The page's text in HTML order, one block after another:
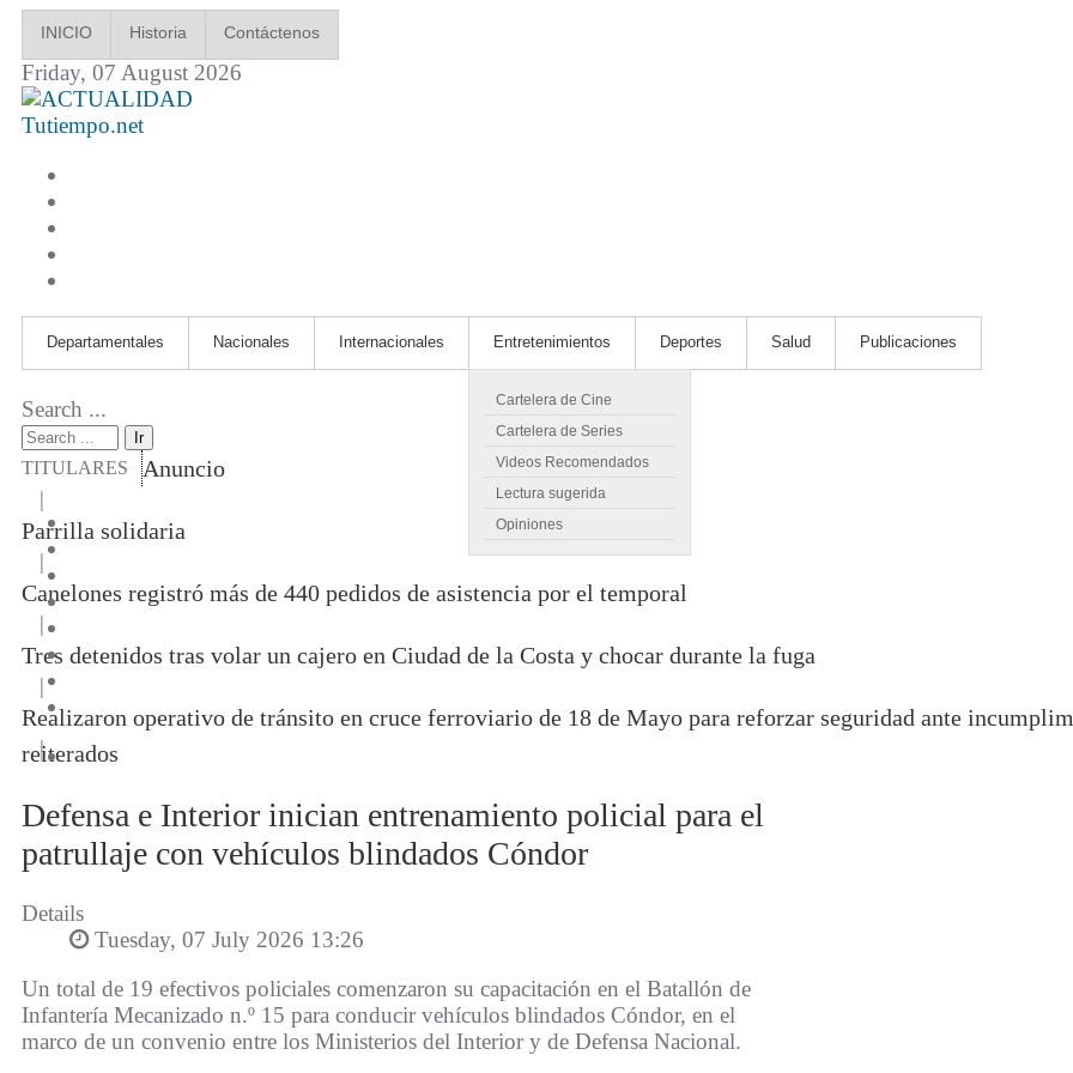
INICIO Historia Contáctenos
Friday, 07 August 2026
Tutiempo.net
Departamentales Nacionales Internacionales Entretenimientos
Cartelera de Cine
Cartelera de Series
Videos Recomendados
Lectura sugerida
Opiniones
Deportes Salud Publicaciones
Search ...
Ir
TITULARES Anuncio
|
Parrilla solidaria
|
Canelones registró más de 440 pedidos de asistencia por el temporal
|
Tres detenidos tras volar un cajero en Ciudad de la Costa y chocar durante la fuga
|
Realizaron operativo de tránsito en cruce ferroviario de 18 de Mayo para reforzar seguridad ante
reiterados
|
Defensa e Interior inician entrenamiento policial para el
patrullaje con vehículos blindados Cóndor
Details
Tuesday, 07 July 2026 13:26
Un total de 19 efectivos policiales comenzaron su capacitación en el Batallón de
Infantería Mecanizado n.º 15 para conducir vehículos blindados Cóndor, en el
marco de un convenio entre los Ministerios del Interior y de Defensa Nacional.